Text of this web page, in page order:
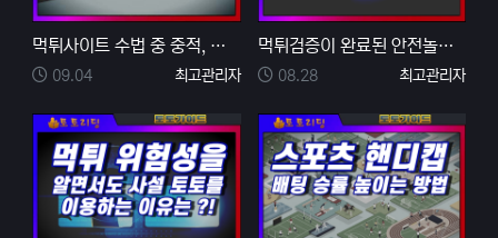
먹튀사이트 수법 중 중적, 후적이 무엇이며 먹튀 피해를…
등록자
최고관리자
등록일
09.04
먹튀검증이 완료된 안전놀이터만을 가입해야 하는 이유
등록자
최고관리자
등록일
08.28